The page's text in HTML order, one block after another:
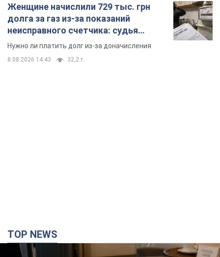
Женщине начислили 729 тыс. грн
долга за газ из-за показаний
неисправного счетчика: судья
вынес неожиданное решение
Нужно ли платить долг из-за доначисления
8.08.2026 14:43 32,2 т.
TOP NEWS